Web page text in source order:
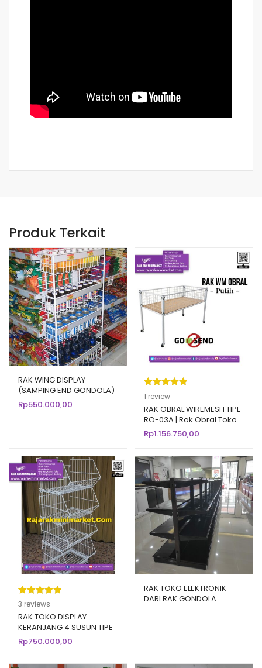
Produk Terkait
RAK WING DISPLAY
(SAMPING END GONDOLA)
TIPE ST-12 RAJA RAK
Rp550.000,00
Peringkat
5.00 dari 5
berdasarka
n
1
penilaian
1 review
RAK OBRAL WIREMESH TIPE
RO-03A | Rak Obral Toko
Minimarket
Rp1.156.750,00
Peringkat
5.00 dari 5
berdasarka
n
3
penilaian
3 reviews
RAK TOKO DISPLAY
KERANJANG 4 SUSUN TIPE
RKS50
Rp750.000,00
RAK TOKO ELEKTRONIK
DARI RAK GONDOLA